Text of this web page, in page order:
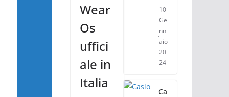
Wear
Os
uffici
ale in
Italia
10
Ge
nn
aio
20
24
Ca